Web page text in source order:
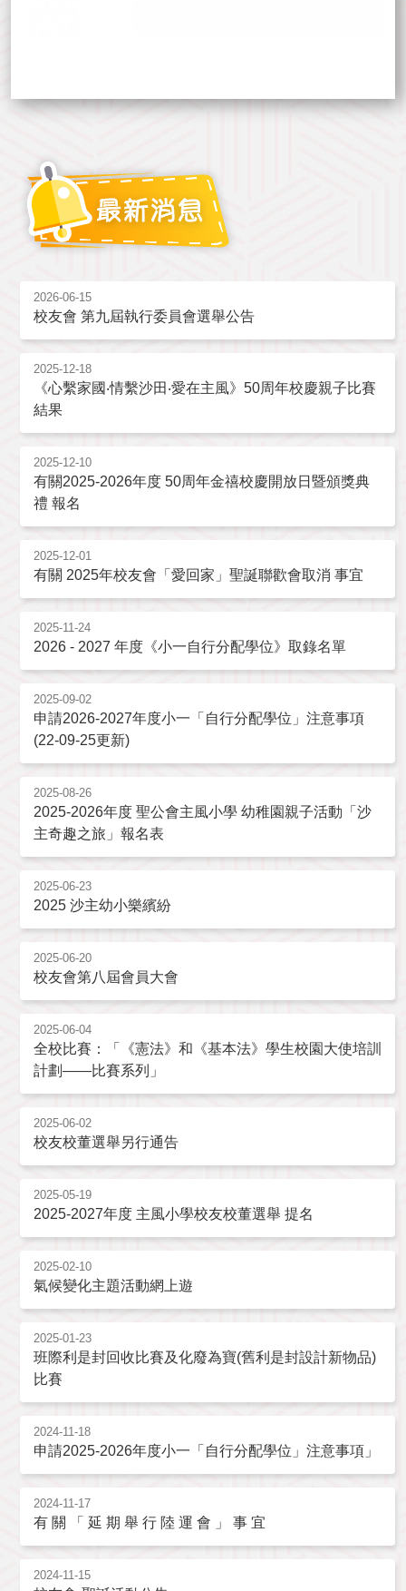
2026-06-15
校友會 第九屆執行委員會選舉公告
2025-12-18
《心繫家國‧情繫沙田‧愛在主風》50周年校慶親子比賽
結果
2025-12-10
有關2025-2026年度 50周年金禧校慶開放日暨頒獎典
禮 報名
2025-12-01
有關 2025年校友會「愛回家」聖誕聯歡會取消 事宜
2025-11-24
2026 - 2027 年度《小一自行分配學位》取錄名單
2025-09-02
申請2026-2027年度小一「自行分配學位」注意事項
(22-09-25更新)
2025-08-26
2025-2026年度 聖公會主風小學 幼稚園親子活動「沙
主奇趣之旅」報名表
2025-06-23
2025 沙主幼小樂繽紛
2025-06-20
校友會第八屆會員大會
2025-06-04
全校比賽：「《憲法》和《基本法》學生校園大使培訓
計劃——比賽系列」
2025-06-02
校友校董選舉另行通告
2025-05-19
2025-2027年度 主風小學校友校董選舉 提名
2025-02-10
氣候變化主題活動網上遊
2025-01-23
班際利是封回收比賽及化廢為寶(舊利是封設計新物品)
比賽
2024-11-18
申請2025-2026年度小一「自行分配學位」注意事項」
2024-11-17
有 關 「 延 期 舉 行 陸 運 會 」 事 宜
2024-11-15